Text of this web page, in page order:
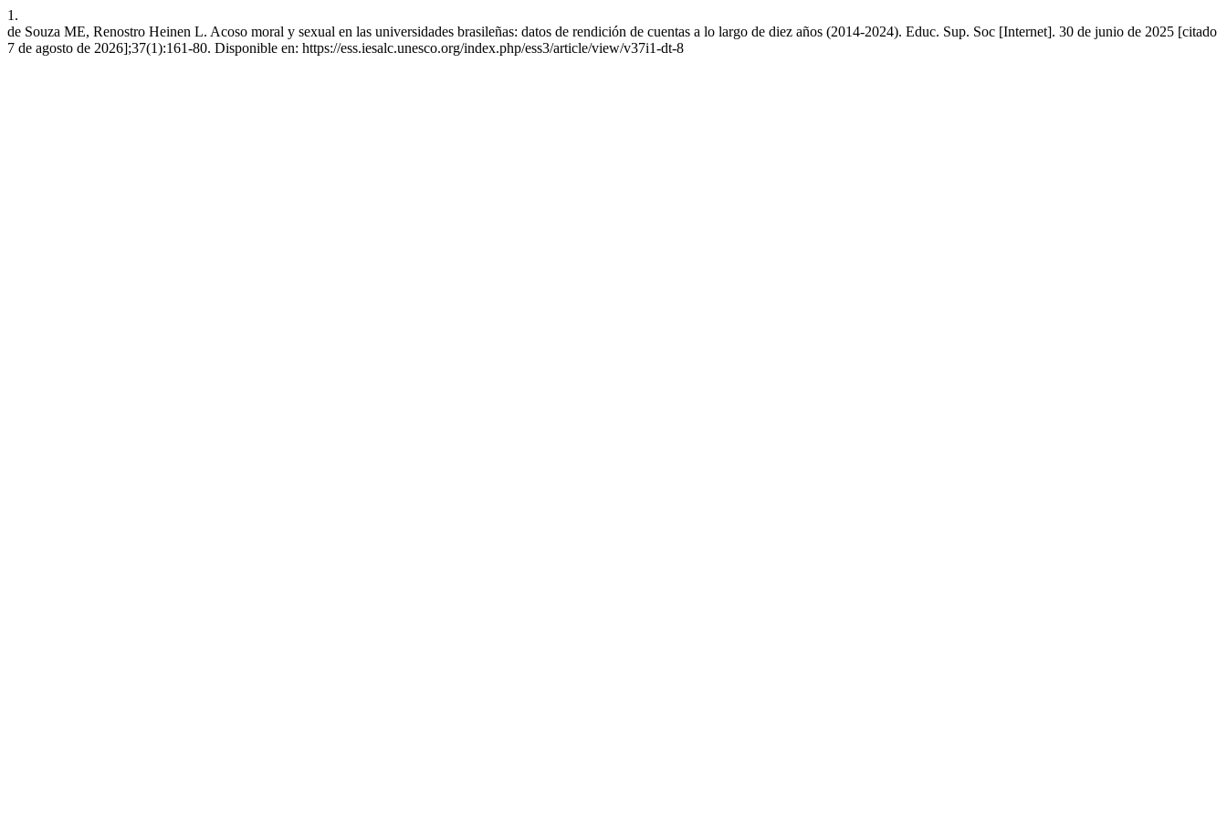
1.
de Souza ME, Renostro Heinen L. Acoso moral y sexual en las universidades brasileñas: datos de rendición de cuentas a lo largo de diez años (2014-2024). Educ. Sup. Soc [Internet]. 30 de junio de 2025 [citado
7 de agosto de 2026];37(1):161-80. Disponible en: https://ess.iesalc.unesco.org/index.php/ess3/article/view/v37i1-dt-8